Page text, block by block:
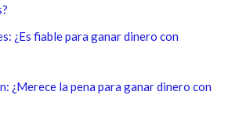
¿Es fiable para ganar dinero con
¿Merece la pena para ganar dinero con